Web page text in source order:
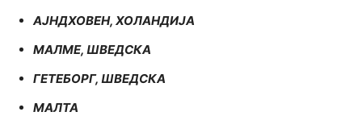
АЈНДХОВЕН, ХОЛАНДИЈА
МАЛМЕ, ШВЕДСКА
ГЕТЕБОРГ, ШВЕДСКА
МАЛТА